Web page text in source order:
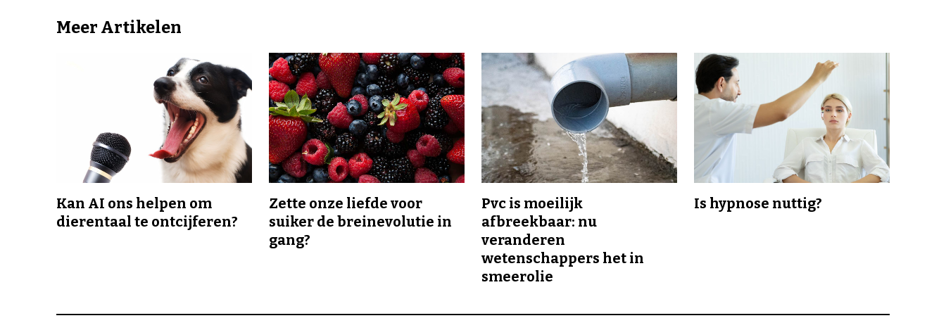
Meer Artikelen
Kan AI ons helpen om
dierentaal te ontcijferen?
Zette onze liefde voor
suiker de breinevolutie in
gang?
Pvc is moeilijk
afbreekbaar: nu
veranderen
wetenschappers het in
smeerolie
Is hypnose nuttig?